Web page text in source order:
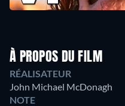
À PROPOS DU FILM
RÉALISATEUR
John Michael McDonagh
NOTE